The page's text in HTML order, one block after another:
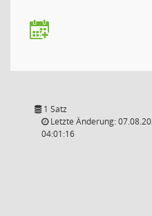
1 Satz
Letzte Änderung:
04:01:16